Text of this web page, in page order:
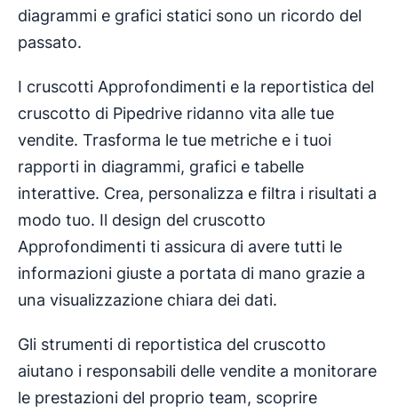
diagrammi e grafici statici sono un ricordo del
passato.
I cruscotti Approfondimenti e la reportistica del
cruscotto di Pipedrive ridanno vita alle tue
vendite. Trasforma le tue metriche e i tuoi
rapporti in diagrammi, grafici e tabelle
interattive. Crea, personalizza e filtra i risultati a
modo tuo. Il design del cruscotto
Approfondimenti ti assicura di avere tutti le
informazioni giuste a portata di mano grazie a
una visualizzazione chiara dei dati.
Gli strumenti di reportistica del cruscotto
aiutano i responsabili delle vendite a monitorare
le prestazioni del proprio team, scoprire